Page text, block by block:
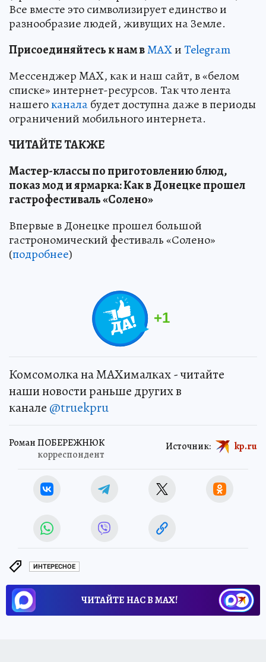
Все вместе это символизирует единство и
разнообразие людей, живущих на Земле.
Присоединяйтесь к нам вMAXиTelegram
Мессенджер MAX, как и наш сайт, в «белом
списке» интернет-ресурсов. Так что лента
нашегоканалабудет доступна даже в периоды
ограничений мобильного интернета.
ЧИТАЙТЕ ТАКЖЕ
Мастер-классы по приготовлению блюд,
показ мод и ярмарка: Как в Донецке прошел
гастрофестиваль «Солено»
Впервые в Донецке прошел большой
гастрономический фестиваль «Солено»
(подробнее)
+1
Комсомолка на MAXималках - читайте
наши новости раньше других в
канале @truekpru
Роман ПОБЕРЕЖНЮК
корреспондент
Источник: kp.ru
ИНТЕРЕСНОЕ
ЧИТАЙТЕ НАС В МАХ!